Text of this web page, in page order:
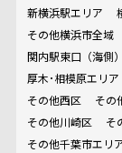
新横浜駅エリア
その他横浜市全域
関内駅東口（海側
厚木･相模原エリア
その他西区
その
その他川崎区
そ
その他千葉市エリ